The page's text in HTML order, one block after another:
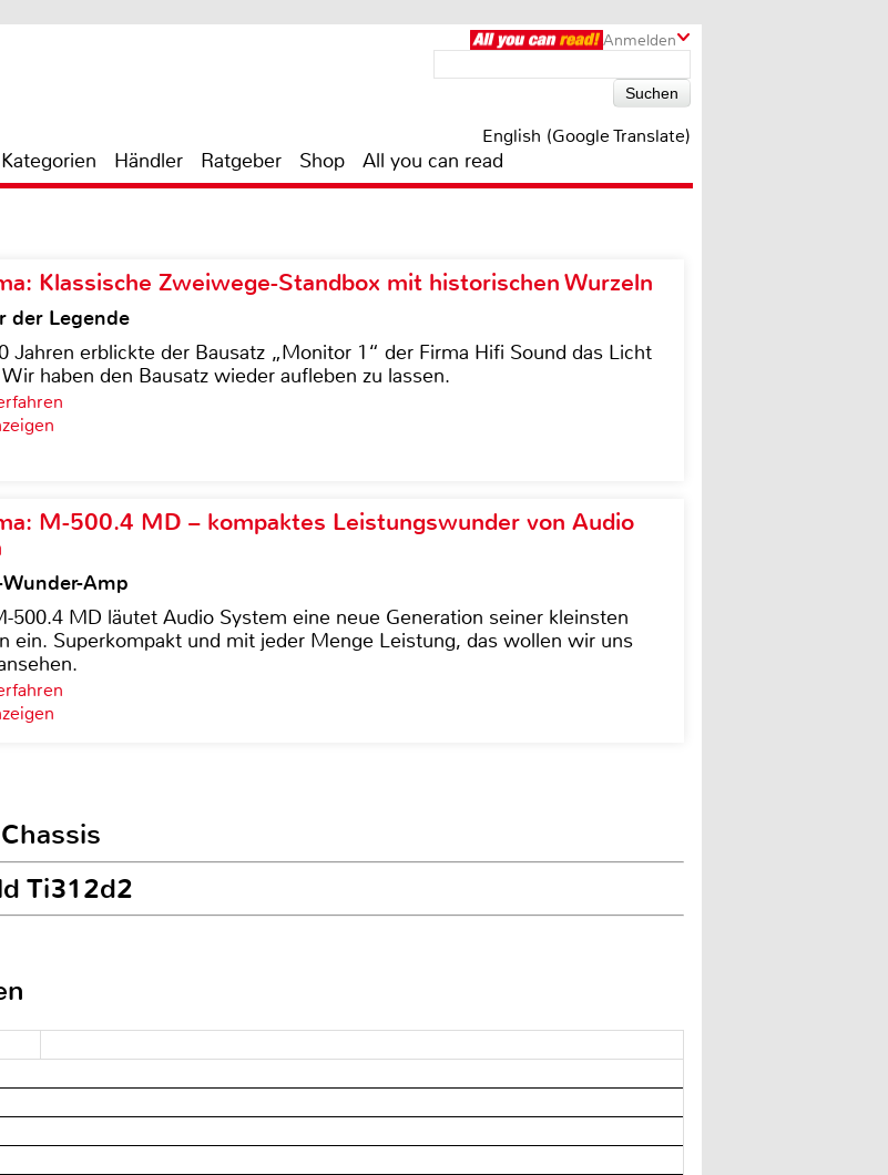
Anmelden
English (Google Translate)
Kategorien Händler Ratgeber Shop All you can read
Klassische Zweiwege-Standbox mit historischen Wurzeln
der Legende
Jahren erblickte der Bausatz „Monitor 1“ der Firma Hifi Sound das Licht
haben den Bausatz wieder aufleben zu lassen.
M-500.4 MD – kompaktes Leistungswunder von Audio
Amp
500.4 MD läutet Audio System eine neue Generation seiner kleinsten
ein. Superkompakt und mit jeder Menge Leistung, das wollen wir uns
Ti312d2